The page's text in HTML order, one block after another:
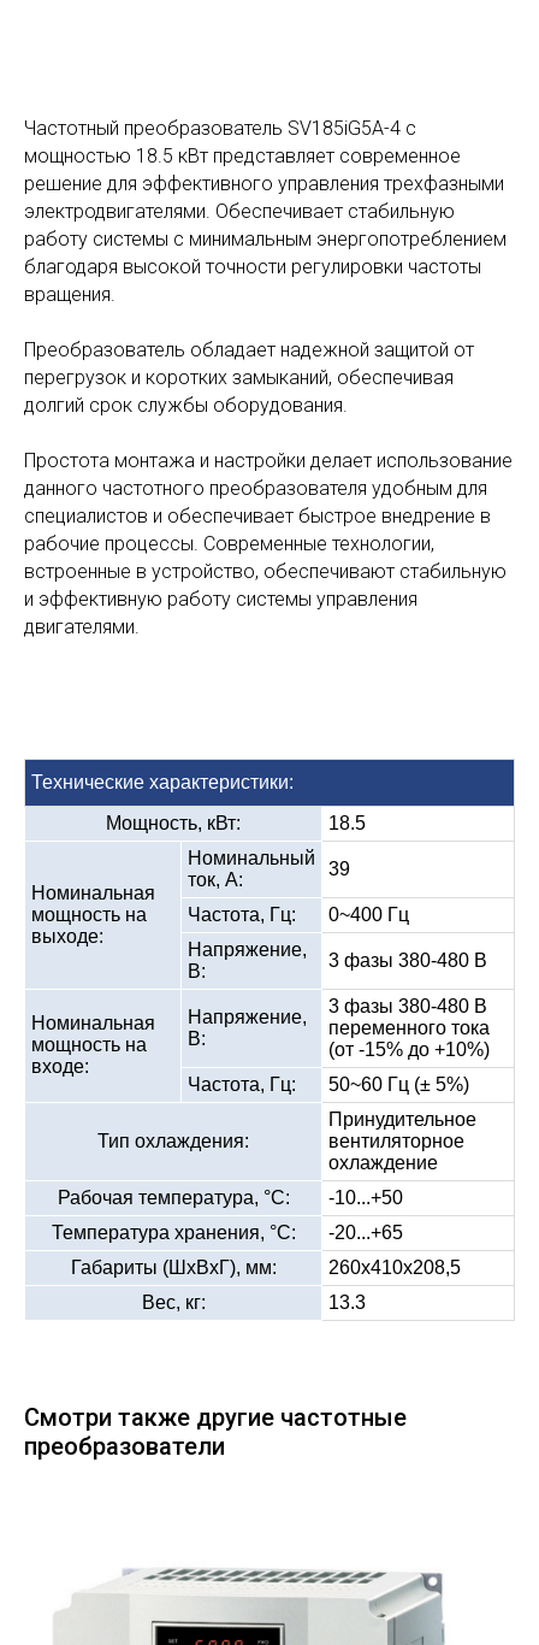
Частотный преобразователь SV185iG5A-4 с
мощностью 18.5 кВт представляет современное
решение для эффективного управления трехфазными
электродвигателями. Обеспечивает стабильную
работу системы с минимальным энергопотреблением
благодаря высокой точности регулировки частоты
вращения.
Преобразователь обладает надежной защитой от
перегрузок и коротких замыканий, обеспечивая
долгий срок службы оборудования.
Простота монтажа и настройки делает использование
данного частотного преобразователя удобным для
специалистов и обеспечивает быстрое внедрение в
рабочие процессы. Современные технологии,
встроенные в устройство, обеспечивают стабильную
и эффективную работу системы управления
двигателями.
Технические характеристики:
Мощность, кВт:
18.5
Номинальная
мощность на
выходе:
Номинальный
ток, А:
39
Частота, Гц:
0~400 Гц
Напряжение,
В:
3 фазы 380-480 В
Номинальная
мощность на
входе:
Напряжение,
В:
3 фазы 380-480 В
переменного тока
(от -15% до +10%)
Частота, Гц:
50~60 Гц (± 5%)
Тип охлаждения:
Принудительное
вентиляторное
охлаждение
Рабочая температура, °С:
-10...+50
Температура хранения, °С:
-20...+65
Габариты (ШхВхГ), мм:
260х410х208,5
Вес, кг:
13.3
Смотри также другие частотные
преобразователи